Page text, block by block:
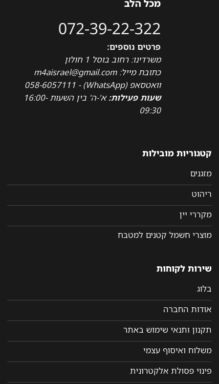
מכל הלב
072-39-22-322
פרטים נוספים:
משרדינו: רחוב בוסל 1 חולון
כתובת מייל: m4aisrael@gmail.com
וואטסאפ (WhatsApp) - 058-6057111
שעות פעילות:
א'-ה' בין השעות 16:00-
09:30
קטגוריות מובילות
מזגנים
ריהוט
מקררי יין
מוצרי חשמל קטנים למטבח
שירות לקוחות
בלוג
אודות החברה
תקנון ותנאי שימוש באתר
משלוח ואיסוף עצמי
פינוי פסולת אלקטרונית